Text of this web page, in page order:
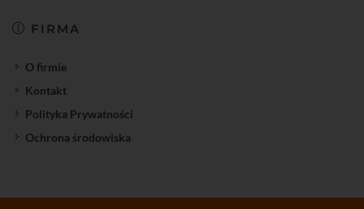
FIRMA
O firmie
Kontakt
Polityka Prywatności
Ochrona środowiska